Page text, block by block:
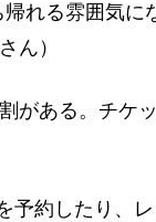
れる雰囲気に
ん）
がある。チケ
予約したり、